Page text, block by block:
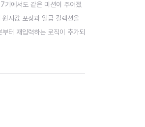
기에서도 같은 미션이 주어졌
시값 포장과 일급 컬렉션을
터 재입력하는 로직이 추가되